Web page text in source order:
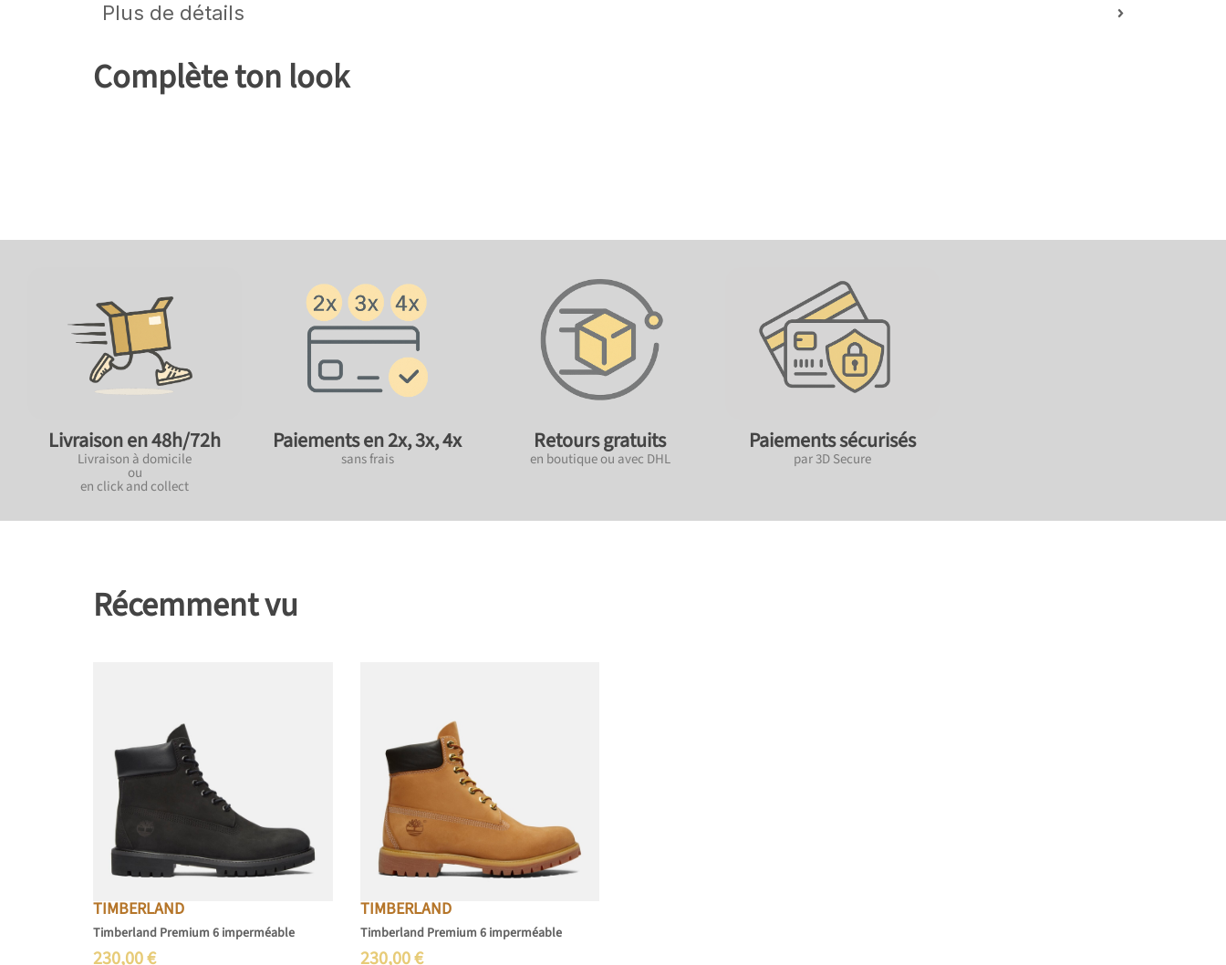
Plus de détails
Complète ton look
Livraison en 48h/72h
Livraison à domicile
ou
en click and collect
Paiements en 2x, 3x, 4x
sans frais
Retours gratuits
en boutique ou avec DHL
Paiements sécurisés
par 3D Secure
Récemment vu
TIMBERLAND
Timberland Premium 6 imperméable
230,00€
TIMBERLAND
Timberland Premium 6 imperméable
230,00€